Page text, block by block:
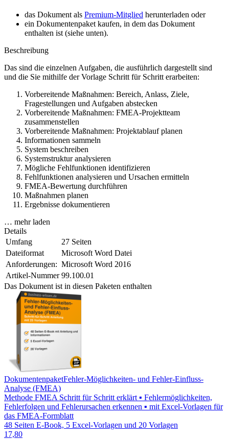
das Dokument als Premium-Mitglied herunterladen oder
ein Dokumentenpaket kaufen, in dem das Dokument
enthalten ist (siehe unten).
Beschreibung
Das sind die einzelnen Aufgaben, die ausführlich dargestellt sind
und die Sie mithilfe der Vorlage Schritt für Schritt erarbeiten:
Vorbereitende Maßnahmen: Bereich, Anlass, Ziele,
Fragestellungen und Aufgaben abstecken
Vorbereitende Maßnahmen: FMEA-Projektteam
zusammenstellen
Vorbereitende Maßnahmen: Projektablauf planen
Informationen sammeln
System beschreiben
Systemstruktur analysieren
Mögliche Fehlfunktionen identifizieren
Fehlfunktionen analysieren und Ursachen ermitteln
FMEA-Bewertung durchführen
Maßnahmen planen
Ergebnisse dokumentieren
… mehr laden
Details
Umfang
27 Seiten
Dateiformat
Microsoft Word Datei
Anforderungen: Microsoft Word 2016
Artikel-Nummer 99.100.01
Das Dokument ist in diesen Paketen enthalten
DokumentenpaketFehler-Möglichkeiten- und Fehler-Einfluss-
Analyse (FMEA)
Methode FMEA Schritt für Schritt erklärt ▪ Fehlermöglichkeiten,
Fehlerfolgen und Fehlerursachen erkennen ▪ mit Excel-Vorlagen für
das FMEA-Formblatt
48 Seiten E-Book, 5 Excel-Vorlagen und 20 Vorlagen
17,80